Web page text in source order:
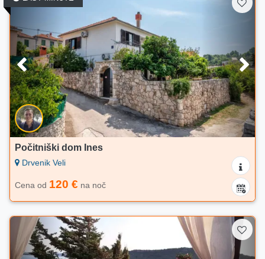
Počitniški dom Ines
Drvenik Veli
Cena od 120 € na noč